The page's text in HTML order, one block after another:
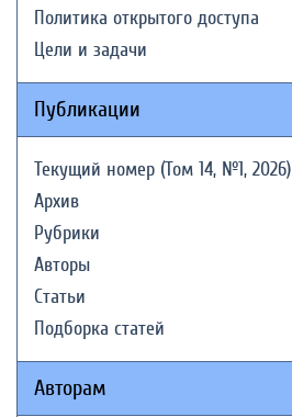
Политика открытого доступа
Цели и задачи
Публикации
Текущий номер (Том 14, №1, 2026)
Архив
Рубрики
Авторы
Статьи
Подборка статей
Авторам